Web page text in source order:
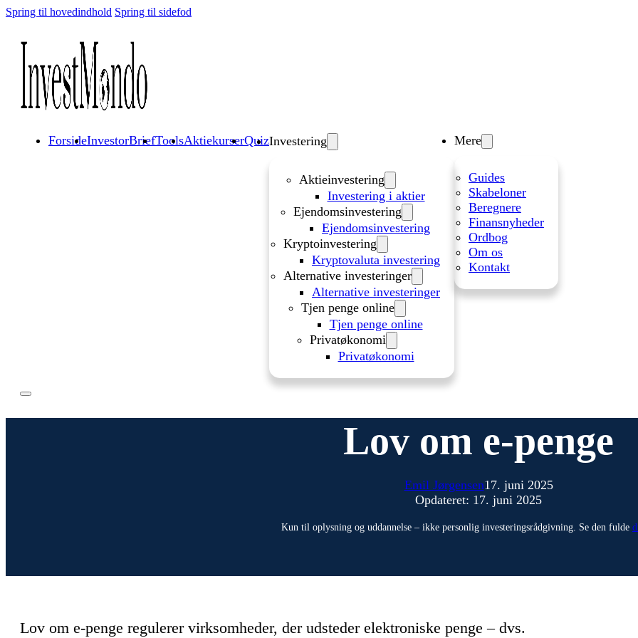
Spring til hovedindhold Spring til sidefod
ForsideInvestorBriefToolsAktiekurserQuizInvestering
Aktieinvestering
Investering i aktier
Ejendomsinvestering
Ejendomsinvestering
Kryptoinvestering
Kryptovaluta investering
Alternative investeringer
Alternative investeringer
Tjen penge online
Tjen penge online
Privatøkonomi
Privatøkonomi
Mere
Guides
Skabeloner
Beregnere
Finansnyheder
Ordbog
Om os
Kontakt
Lov om e-penge
Emil Jørgensen17. juni 2025
Opdateret: 17. juni 2025
Kun til oplysning og uddannelse – ikke personlig investeringsrådgivning. Se den fulde
Lov om e-penge regulerer virksomheder, der udsteder elektroniske penge – dvs.